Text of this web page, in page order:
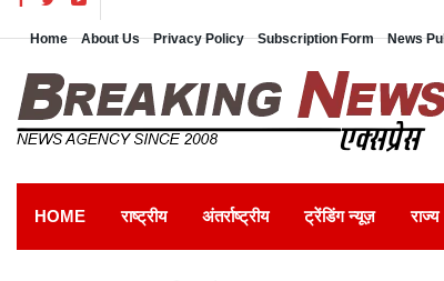
Home About Us Privacy Policy Subscription Form News
HOME राष्ट्रीय अंतर्राष्ट्रीय ट्रेंडिंग न्यूज़ राज्य